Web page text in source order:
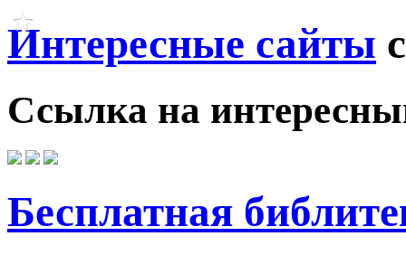
Интересные сайты
Ссылка на
Бесплатная